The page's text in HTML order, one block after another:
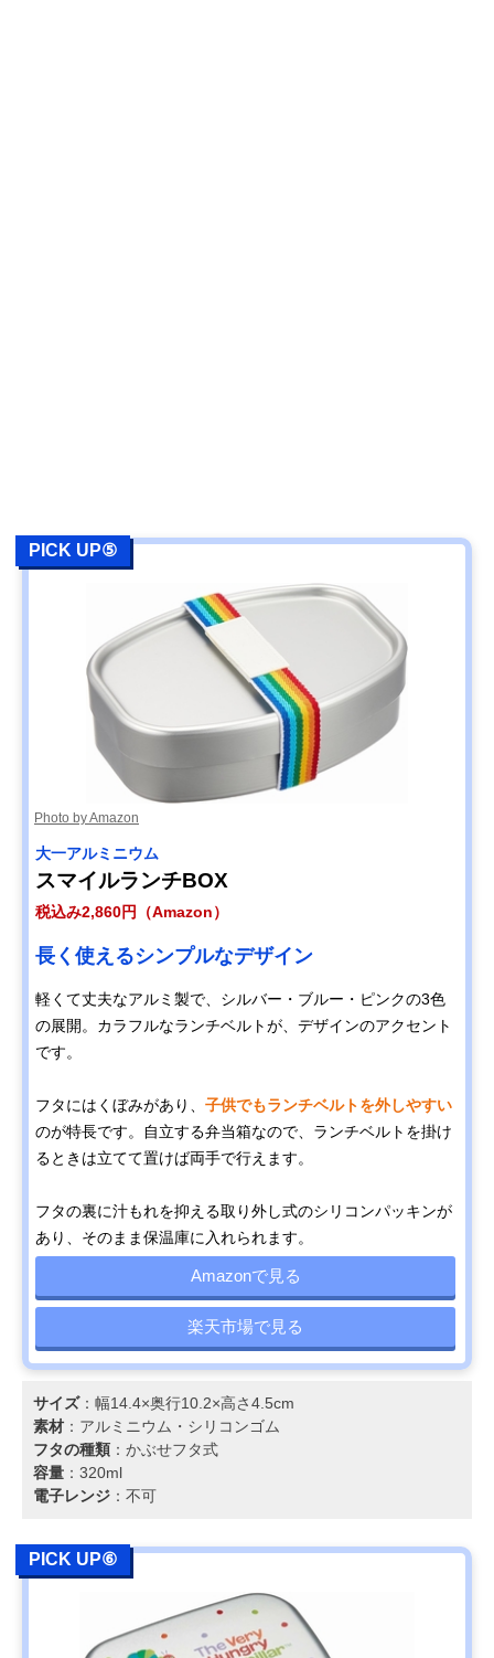
PICK UP⑤
Photo by Amazon
大一アルミニウム
スマイルランチBOX
税込み2,860円（Amazon）
長く使えるシンプルなデザイン
軽くて丈夫なアルミ製で、シルバー・ブルー・ピンクの3色
の展開。カラフルなランチベルトが、デザインのアクセント
です。
フタにはくぼみがあり、 子供でもランチベルトを外しやすい
のが特長です。自立する弁当箱なので、ランチベルトを掛け
るときは立てて置けば両手で行えます。
フタの裏に汁もれを抑える取り外し式のシリコンパッキンが
あり、そのまま保温庫に入れられます。
Amazonで見る
楽天市場で見る
サイズ：幅14.4×奥行10.2×高さ4.5cm
素材 ：アルミニウム・シリコンゴム
フタの種類 ：かぶせフタ式
容量 ：320ml
電子レンジ ：不可
PICK UP⑥